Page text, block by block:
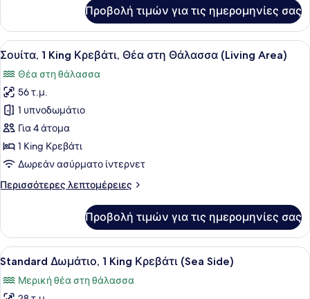
Δωμάτιο,
Μονά
Προβολή τιμών για τις ημερομηνίες σας
Προβολή
όλων
των
φωτογραφιών
για
Σουίτα,
1
King
Κρεβάτι,
Θέα
(Living
Area)
Ένα δωμάτιο ξενοδοχείου με ένα
19
Σουίτα, 1 King Κρεβάτι, Θέα στη Θάλασσα (Living Area)
Θέα στη θάλασσα
56 τ.μ.
1 υπνοδωμάτιο
Για 4 άτομα
1 King Κρεβάτι
Δωρεάν ασύρματο ίντερνετ
Περισσότερες λεπτομέρειες
Περισσότερες
1
King
Κρεβάτι,
στη
Θάλασσα
Προβολή τιμών για τις ημερομηνίες σας
Προβολή
όλων
των
Ένα σύγχρονο δωμάτιο
12
Standard Δωμάτιο, 1 King Κρεβάτι (Sea Side)
Μερική θέα στη θάλασσα